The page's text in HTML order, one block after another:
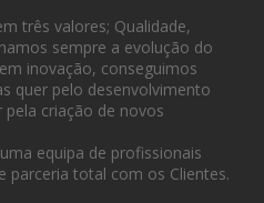
três valores; Qualidade,
sempre a evolução do
inovação, conseguimos
quer pelo desenvolvimento
criação de novos
equipa de profissionais
parceria total com os Clientes.